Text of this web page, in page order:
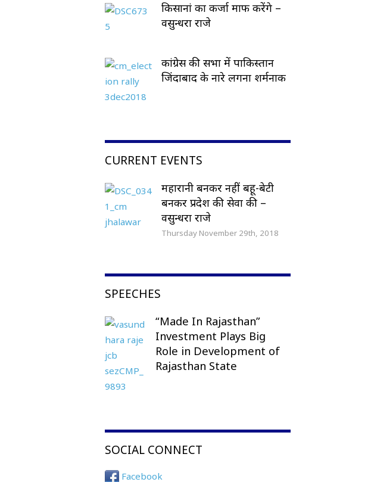
किसानां का कर्जा माफ करेंगे –
वसुन्धरा राजे
कांग्रेस की सभा में पाकिस्तान
जिंदाबाद के नारे लगना शर्मनाक
CURRENT EVENTS
महारानी बनकर नहीं बहू-बेटी
बनकर प्रदेश की सेवा की –
वसुन्धरा राजे
Thursday November 29th, 2018
SPEECHES
“Made In Rajasthan”
Investment Plays Big
Role in Development of
Rajasthan State
SOCIAL CONNECT
Facebook